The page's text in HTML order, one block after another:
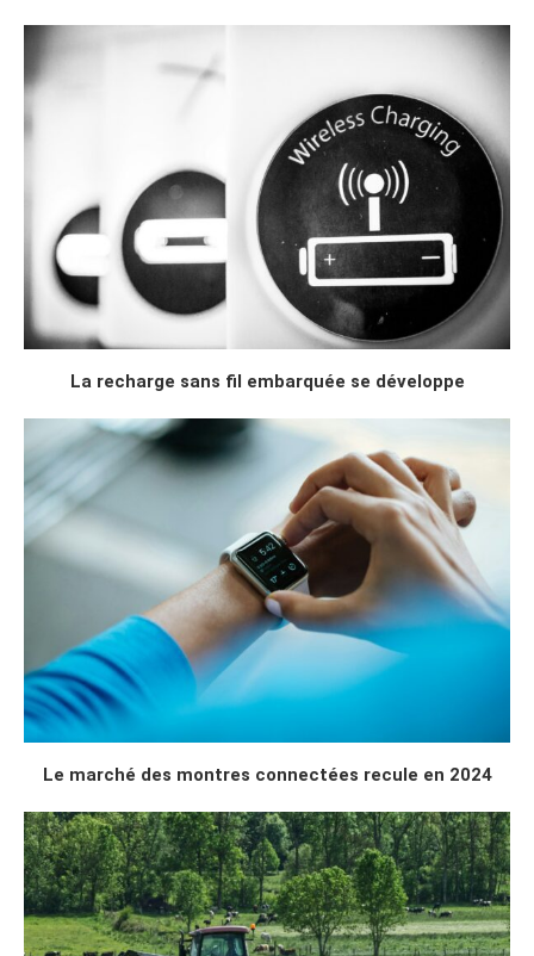
La recharge sans fil embarquée se développe
Le marché des montres connectées recule en 2024